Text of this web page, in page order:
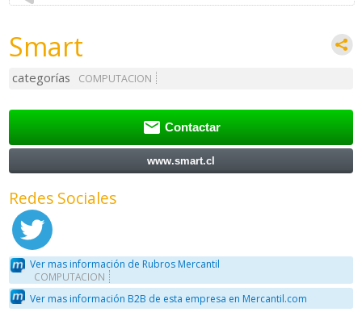
Smart
categorías COMPUTACION
 Contactar
www.smart.cl
Redes Sociales
Ver mas información de Rubros Mercantil
COMPUTACION
Ver mas información B2B de esta empresa en Mercantil.com